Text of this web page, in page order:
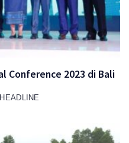
Conference 2023 di Bali
HEADLINE